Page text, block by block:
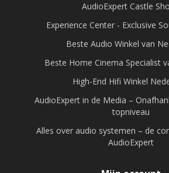
AudioExpert Castle
Experience Center - Exclusive
Beste Audio Winkel van
Beste Home Cinema Specialist
High-End Hifi Winkel
AudioExpert in de Media –
topniveau
Alles over audio systemen – de
AudioExpert